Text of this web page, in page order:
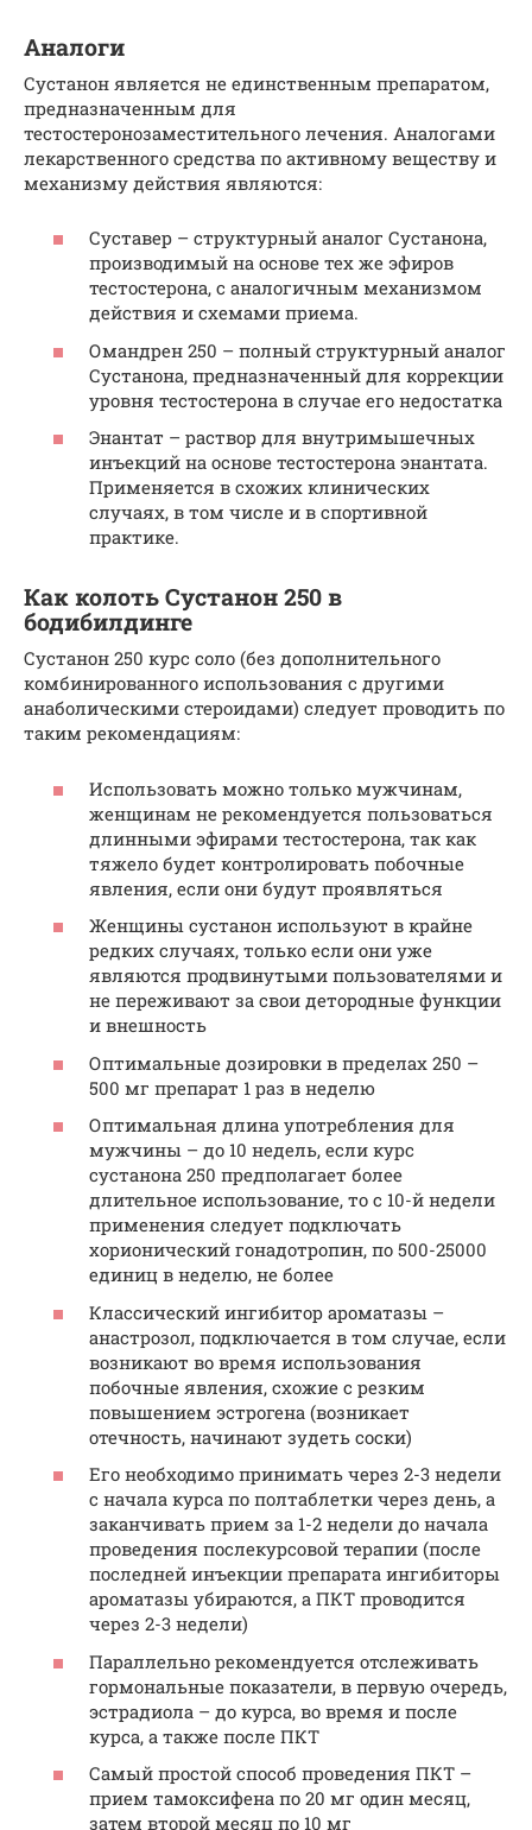
Аналоги
Сустанон является не единственным препаратом,
предназначенным для
тестостеронозаместительного лечения. Аналогами
лекарственного средства по активному веществу и
механизму действия являются:
Суставер – структурный аналог Сустанона,
производимый на основе тех же эфиров
тестостерона, с аналогичным механизмом
действия и схемами приема.
Омандрен 250 – полный структурный аналог
Сустанона, предназначенный для коррекции
уровня тестостерона в случае его недостатка
Энантат – раствор для внутримышечных
инъекций на основе тестостерона энантата.
Применяется в схожих клинических
случаях, в том числе и в спортивной
практике.
Как колоть Сустанон 250 в
бодибилдинге
Сустанон 250 курс соло (без дополнительного
комбинированного использования с другими
анаболическими стероидами) следует проводить по
таким рекомендациям:
Использовать можно только мужчинам,
женщинам не рекомендуется пользоваться
длинными эфирами тестостерона, так как
тяжело будет контролировать побочные
явления, если они будут проявляться
Женщины сустанон используют в крайне
редких случаях, только если они уже
являются продвинутыми пользователями и
не переживают за свои детородные функции
и внешность
Оптимальные дозировки в пределах 250 –
500 мг препарат 1 раз в неделю
Оптимальная длина употребления для
мужчины – до 10 недель, если курс
сустанона 250 предполагает более
длительное использование, то с 10-й недели
применения следует подключать
хорионический гонадотропин, по 500-25000
единиц в неделю, не более
Классический ингибитор ароматазы –
анастрозол, подключается в том случае, если
возникают во время использования
побочные явления, схожие с резким
повышением эстрогена (возникает
отечность, начинают зудеть соски)
Его необходимо принимать через 2-3 недели
с начала курса по полтаблетки через день, а
заканчивать прием за 1-2 недели до начала
проведения послекурсовой терапии (после
последней инъекции препарата ингибиторы
ароматазы убираются, а ПКТ проводится
через 2-3 недели)
Параллельно рекомендуется отслеживать
гормональные показатели, в первую очередь,
эстрадиола – до курса, во время и после
курса, а также после ПКТ
Самый простой способ проведения ПКТ –
прием тамоксифена по 20 мг один месяц,
затем второй месяц по 10 мг